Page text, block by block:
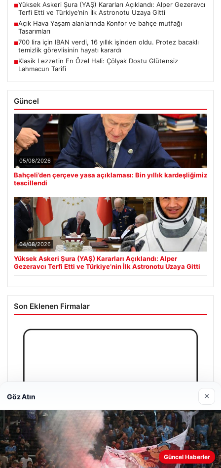
■Yüksek Askeri Şura (YAŞ) Kararları Açıklandı: Alper Gezeravcı
Terfi Etti ve Türkiye’nin İlk Astronotu Uzaya Gitti
■Açık Hava Yaşam alanlarında Konfor ve bahçe mutfağı
Tasarımları
■700 lira için IBAN verdi, 16 yıllık işinden oldu. Protez bacaklı
temizlik görevlisinin hayatı karardı
■Klasik Lezzetin En Özel Hali: Çölyak Dostu Glütensiz
Lahmacun Tarifi
Güncel
05/08/2026
Bahçeli’den çerçeve yasa açıklaması: Bin yıllık kardeşliğimiz
tescillendi
04/08/2026
Yüksek Askeri Şura (YAŞ) Kararları Açıklandı: Alper
Gezeravcı Terfi Etti ve Türkiye’nin İlk Astronotu Uzaya Gitti
Son Eklenen Firmalar
Web sitemizi nasıl kullandığınızı daha iyi anlayabilmek,
deneyiminizi kişiselleştirmek ve geliştirmek amacıyla çerezler
Göz Atın ×
Güncel Haberler